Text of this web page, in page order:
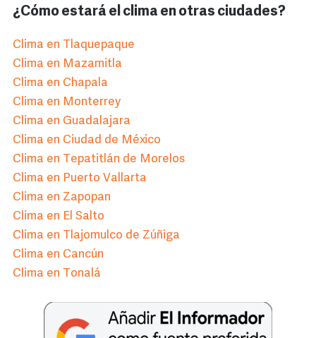
¿Cómo estará el clima en otras ciudades?
Clima en Tlaquepaque
Clima en Mazamitla
Clima en Chapala
Clima en Monterrey
Clima en Guadalajara
Clima en Ciudad de México
Clima en Tepatitlán de Morelos
Clima en Puerto Vallarta
Clima en Zapopan
Clima en El Salto
Clima en Tlajomulco de Zúñiga
Clima en Cancún
Clima en Tonalá